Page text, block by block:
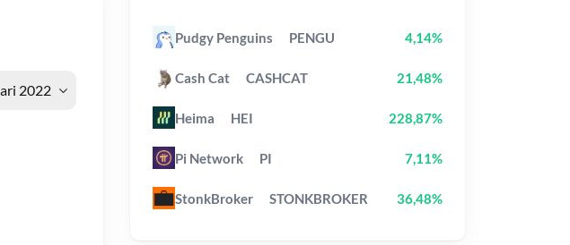
Pudgy Penguins PENGU 4,14%
Cash Cat CASHCAT 21,48%
Heima HEI 228,87%
Pi Network PI 7,11%
StonkBroker STONKBROKER 36,48%